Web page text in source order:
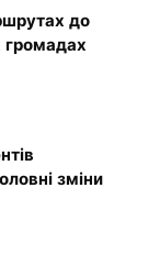
до
громадах
зміни